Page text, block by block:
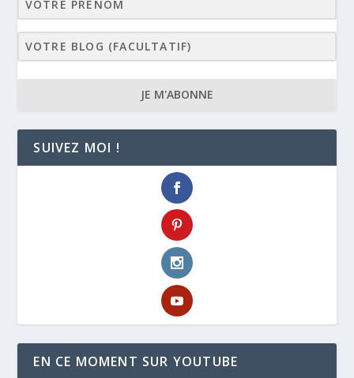
JE M'ABONNE
SUIVEZ MOI !
EN CE MOMENT SUR YOUTUBE